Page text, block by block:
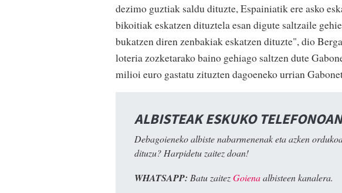
dezimo guztiak saldu dituzte, Espainiatik ere asko
bikoitiak eskatzen dituztela esan digute saltzaile
bukatzen diren zenbakiak eskatzen dituzte", dio
loteria zozketarako baino gehiago saltzen dute
milioi euro gastatu zituzten dagoeneko urrian
ALBISTEAK ESKUKO TELEFONOAN
Debagoieneko albiste nabarmenenak eta azken
dituzu? Harpidetu zaitez doan!
WHATSAPP: Batu zaitezGoienaalbisteen kanalera.